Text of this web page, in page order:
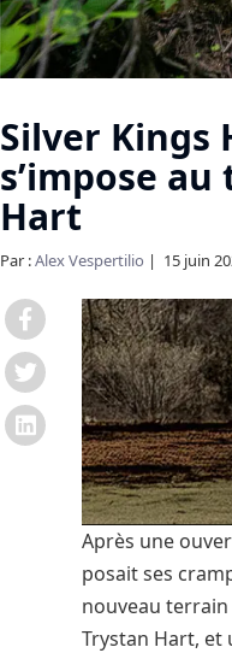
Silver Kings
s’impose
Hart
Par :Alex Vespertilio 15 juin
Après une
posait ses
nouveau
Trystan Hart, et